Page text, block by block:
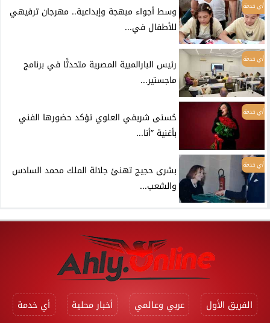
أي خدمة
وسط أجواء مبهجة وإبداعية.. مهرجان ترفيهي
للأطفال في...
أي خدمة
رئيس البارالمبية المصرية متحدثًا في برنامج
ماجستير...
أي خدمة
حُسنى شريفي العلوي تؤكد حضورها الفني
بأغنية ”أنا...
أي خدمة
بشرى حجيج تهنئ جلالة الملك محمد السادس
والشعب...
الفريق الأول عربي وعالمي أخبار محلية أي خدمة